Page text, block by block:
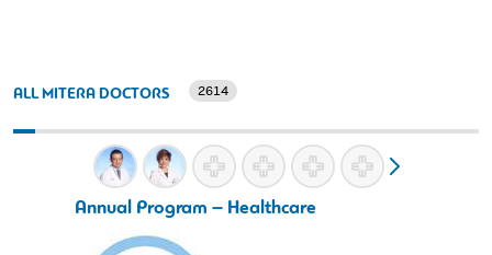
ALL MITERA DOCTORS 2614
Annual Program – Healthcare